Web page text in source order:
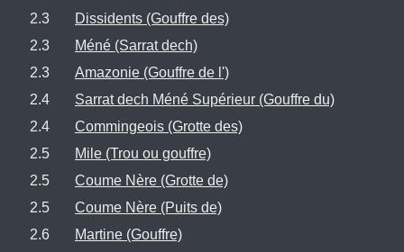
2.3
Dissidents (Gouffre des)
2.3
Méné (Sarrat dech)
2.3
Amazonie (Gouffre de l')
2.4
Sarrat dech Méné Supérieur (Gouffre du)
2.4
Commingeois (Grotte des)
2.5
Mile (Trou ou gouffre)
2.5
Coume Nère (Grotte de)
2.5
Coume Nère (Puits de)
2.6
Martine (Gouffre)